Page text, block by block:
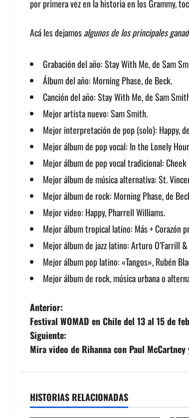
por primera vez en la historia en los Grammy,
Acá les dejamosalgunos de los principales
Grabación del año: Stay With Me, de Sam
Álbum del año: Morning Phase, de Beck.
Canción del año: Stay With Me, de Sam
Mejor artista nuevo: Sam Smith.
Mejor interpretación de pop (solo): Happy,
Mejor álbum de pop vocal: In the Lonely
Mejor álbum de pop vocal tradicional: Cheek
Mejor álbum de música alternativa: St.
Mejor álbum de rock: Morning Phase, de
Mejor video: Happy, Pharrell Williams.
Mejor álbum tropical latino: Más + Corazón
Mejor álbum de jazz latino: Arturo O’Farrill
Mejor álbum pop latino: «Tangos», Rubén
Mejor álbum de rock, música urbana o
N
a
v
g
Anterior:
Festival WOMAD en Chile del 13 al 15 de
Siguiente:
Mira video de Rihanna con Paul McCartney
HISTORIAS RELACIONADAS